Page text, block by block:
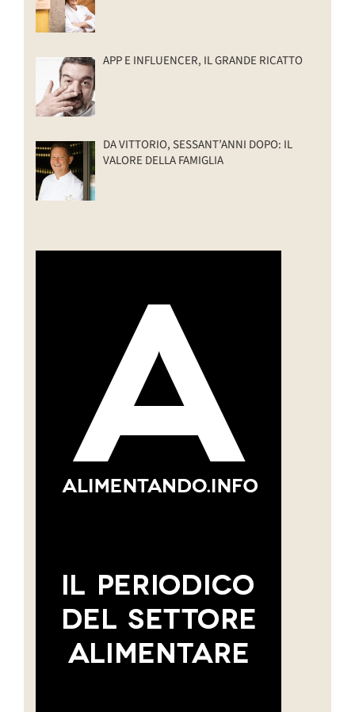
APP E INFLUENCER, IL GRANDE RICATTO
DA VITTORIO, SESSANT’ANNI DOPO: IL
VALORE DELLA FAMIGLIA